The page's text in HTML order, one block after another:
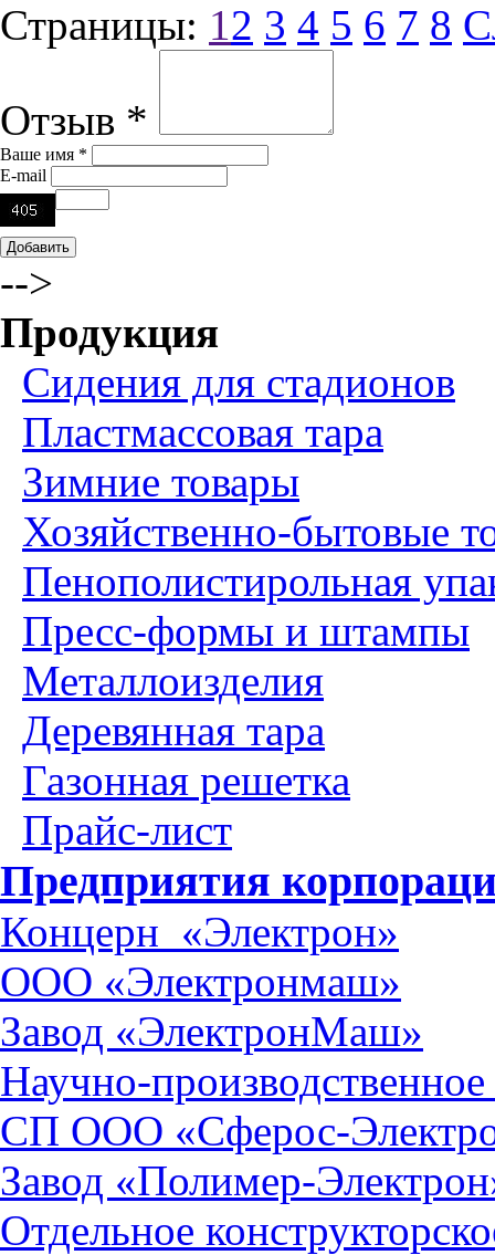
Страницы: 12 3 4 5 6 7 8
Отзыв *
Ваше имя *
E-mail
-->
Продукция
Сидения для стадионов
Пластмассовая тара
Зимние товары
Хозяйственно-бытовые
Пенополистирольная
Пресс-формы и штампы
Металлоизделия
Деревянная тара
Газонная решетка
Прайс-лист
Предприятия
Концерн «Электрон»
ООО «Электронмаш»
Завод «ЭлектронМаш»
Научно-
СП ООО «Сферос-
Завод «Полимер-
Отдельное